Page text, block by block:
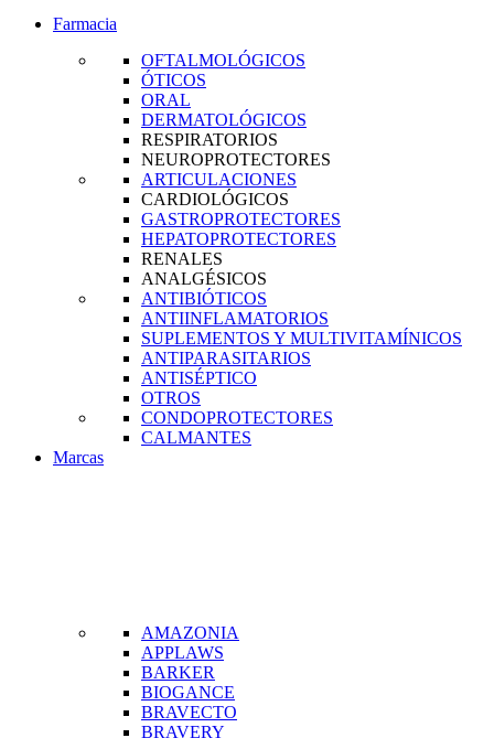
Farmacia
OFTALMOLÓGICOS
ÓTICOS
ORAL
DERMATOLÓGICOS
RESPIRATORIOS
NEUROPROTECTORES
ARTICULACIONES
CARDIOLÓGICOS
GASTROPROTECTORES
HEPATOPROTECTORES
RENALES
ANALGÉSICOS
ANTIBIÓTICOS
ANTIINFLAMATORIOS
SUPLEMENTOS Y MULTIVITAMÍNICOS
ANTIPARASITARIOS
ANTISÉPTICO
OTROS
CONDOPROTECTORES
CALMANTES
Marcas
AMAZONIA
APPLAWS
BARKER
BIOGANCE
BRAVECTO
BRAVERY